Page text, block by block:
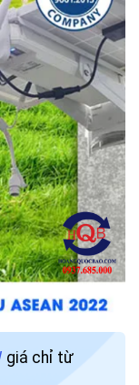
giá chỉ từ